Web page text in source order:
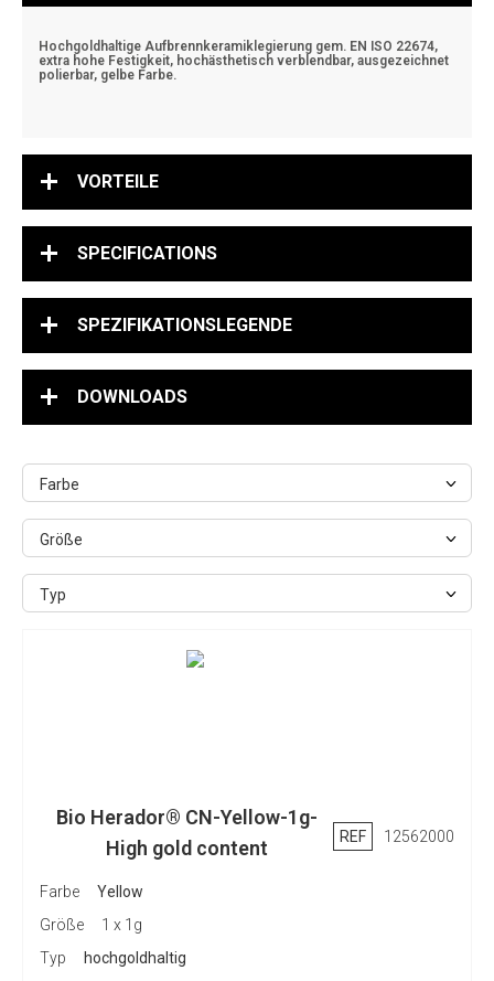
Hochgoldhaltige Aufbrennkeramiklegierung gem. EN ISO 22674,
extra hohe Festigkeit, hochästhetisch verblendbar, ausgezeichnet
polierbar, gelbe Farbe.
VORTEILE
SPECIFICATIONS
SPEZIFIKATIONSLEGENDE
DOWNLOADS
Farbe
Größe
Typ
Bio Herador® CN-Yellow-1g-
High gold content
REF 12562000
Farbe
Yellow
Größe
1 x 1g
Typ
hochgoldhaltig